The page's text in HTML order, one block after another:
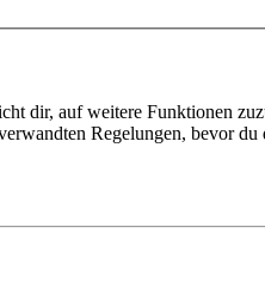
dir, auf weitere Funktionen
Regelungen, bevor